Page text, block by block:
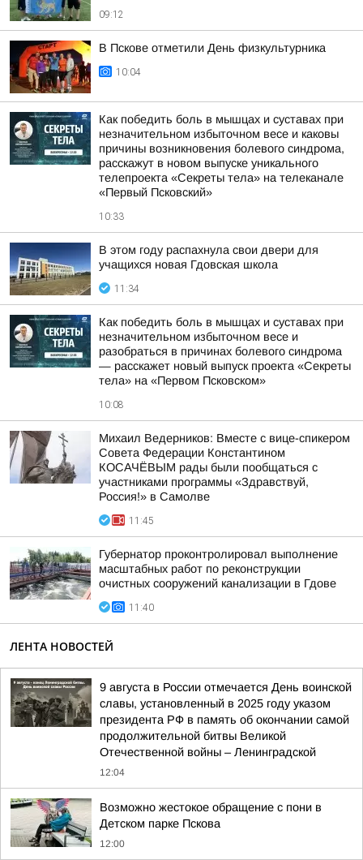
09:12
В Пскове отметили День физкультурника
10:04
Как победить боль в мышцах и суставах при
незначительном избыточном весе и каковы
причины возникновения болевого синдрома,
расскажут в новом выпуске уникального
телепроекта «Секреты тела» на телеканале
«Первый Псковский»
10:33
В этом году распахнула свои двери для
учащихся новая Гдовская школа
11:34
Как победить боль в мышцах и суставах при
незначительном избыточном весе и
разобраться в причинах болевого синдрома
— расскажет новый выпуск проекта «Секреты
тела» на «Первом Псковском»
10:08
Михаил Ведерников: Вместе с вице-спикером
Совета Федерации Константином
КОСАЧЁВЫМ рады были пообщаться с
участниками программы «Здравствуй,
Россия!» в Самолве
11:45
Губернатор проконтролировал выполнение
масштабных работ по реконструкции
очистных сооружений канализации в Гдове
11:40
ЛЕНТА НОВОСТЕЙ
9 августа в России отмечается День воинской
славы, установленный в 2025 году указом
президента РФ в память об окончании самой
продолжительной битвы Великой
Отечественной войны – Ленинградской
12:04
Возможно жестокое обращение с пони в
Детском парке Пскова
12:00